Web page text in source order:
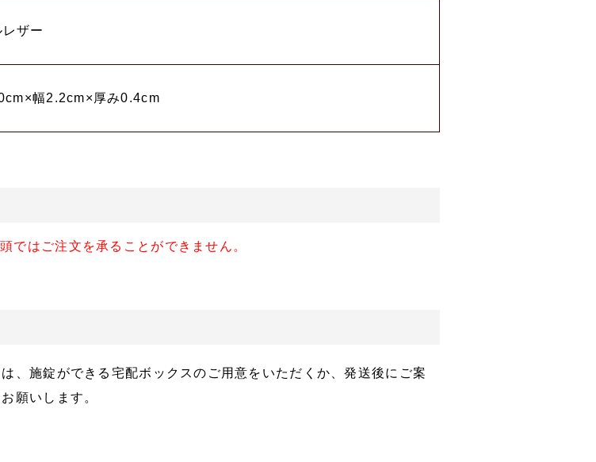
ザー
幅2.2cm×厚み0.4cm
ではご注文を承ることができません。
、施錠ができる宅配ボックスのご用意をいただくか、発送後にご案
願いします。